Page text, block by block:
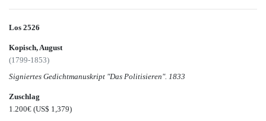
Los 2526
Kopisch, August
(1799-1853)
Signiertes Gedichtmanuskript "Das Politisieren". 1833
Zuschlag
1.200€ (US$ 1,379)